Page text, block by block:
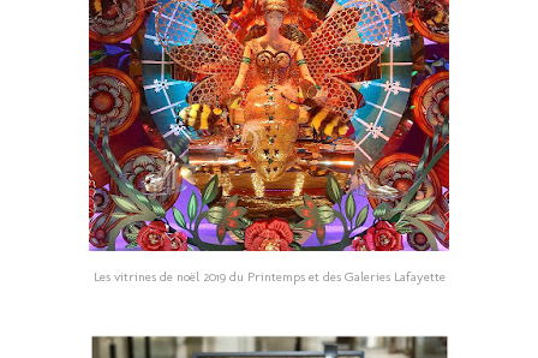
Les vitrines de noël 2019 du Printemps et des Galeries Lafayette